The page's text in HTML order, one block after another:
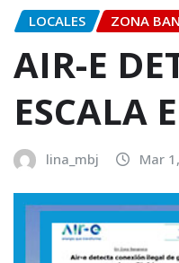
LOCALES ZONA
AIR-E
ESCALA
lina_mbj Mar